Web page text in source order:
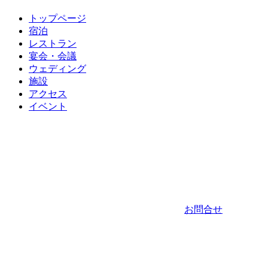
トップページ
宿泊
レストラン
宴会・会議
ウェディング
施設
アクセス
イベント
お問合せ